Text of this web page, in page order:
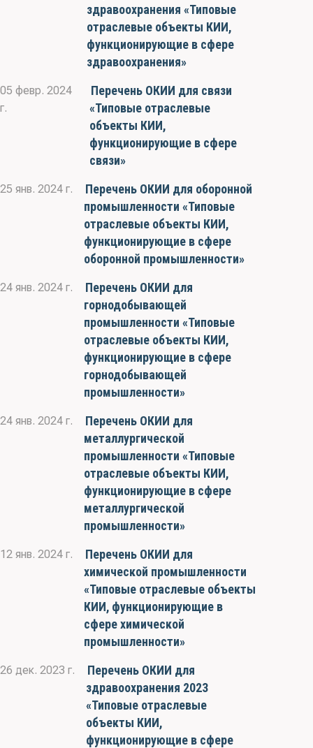
здравоохранения «Типовые
отраслевые объекты КИИ,
функционирующие в сфере
здравоохранения»
05 февр. 2024
г.
Перечень ОКИИ для связи
«Типовые отраслевые
объекты КИИ,
функционирующие в сфере
связи»
25 янв. 2024 г.
Перечень ОКИИ для оборонной
промышленности «Типовые
отраслевые объекты КИИ,
функционирующие в сфере
оборонной промышленности»
24 янв. 2024 г.
Перечень ОКИИ для
горнодобывающей
промышленности «Типовые
отраслевые объекты КИИ,
функционирующие в сфере
горнодобывающей
промышленности»
24 янв. 2024 г.
Перечень ОКИИ для
металлургической
промышленности «Типовые
отраслевые объекты КИИ,
функционирующие в сфере
металлургической
промышленности»
12 янв. 2024 г.
Перечень ОКИИ для
химической промышленности
«Типовые отраслевые объекты
КИИ, функционирующие в
сфере химической
промышленности»
26 дек. 2023 г.
Перечень ОКИИ для
здравоохранения 2023
«Типовые отраслевые
объекты КИИ,
функционирующие в сфере